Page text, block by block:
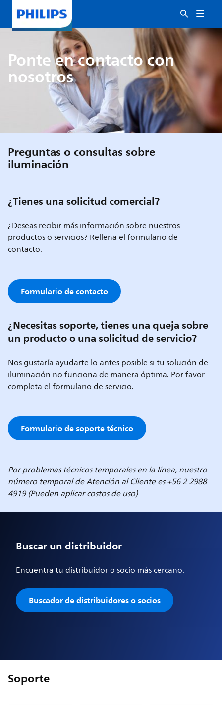
Ponte en contacto con
nosotros
Preguntas o consultas sobre
iluminación
¿Tienes una solicitud comercial?
¿Deseas recibir más información sobre nuestros
productos o servicios? Rellena el formulario de
contacto.
Formulario de contacto
¿Necesitas soporte, tienes una queja sobre
un producto o una solicitud de servicio?
Nos gustaría ayudarte lo antes posible si tu solución de
iluminación no funciona de manera óptima. Por favor
completa el formulario de servicio.
Formulario de soporte técnico
Por problemas técnicos temporales en la línea, nuestro
número temporal de Atención al Cliente es +56 2 2988
4919 (Pueden aplicar costos de uso)
Buscar un distribuidor
Encuentra tu distribuidor o socio más cercano.
Buscador de distribuidores o socios
Soporte